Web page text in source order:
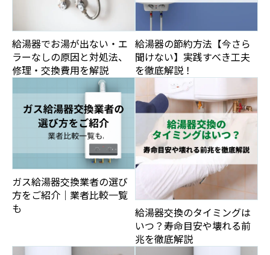
給湯器でお湯が出ない・エ
ラーなしの原因と対処法、
修理・交換費用を解説
給湯器の節約方法【今さら
聞けない】実践すべき工夫
を徹底解説！
ガス給湯器交換業者の選び
方をご紹介｜業者比較一覧
も
給湯器交換のタイミングは
いつ？寿命目安や壊れる前
兆を徹底解説